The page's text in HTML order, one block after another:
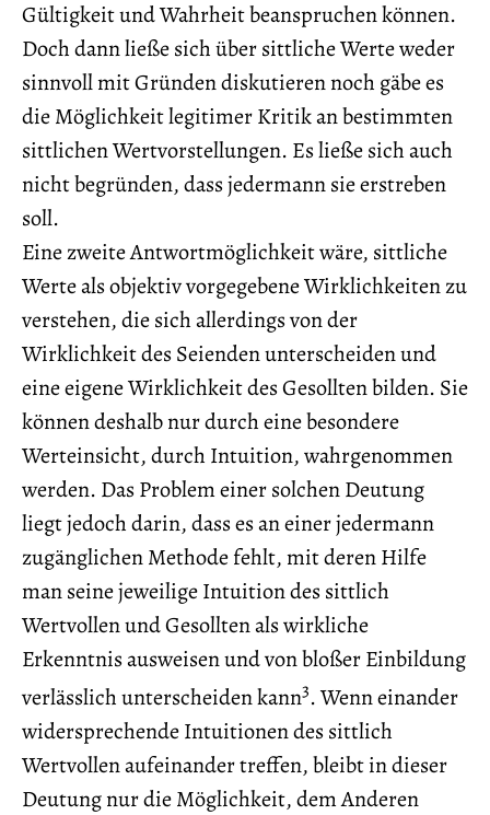
Gültigkeit und Wahrheit beanspruchen können.
Doch dann ließe sich über sittliche Werte weder
sinnvoll mit Gründen diskutieren noch gäbe es
die Möglichkeit legitimer Kritik an bestimmten
sittlichen Wertvorstellungen. Es ließe sich auch
nicht begründen, dass jedermann sie erstreben
soll.
Eine zweite Antwortmöglichkeit wäre, sittliche
Werte als objektiv vorgegebene Wirklichkeiten zu
verstehen, die sich allerdings von der
Wirklichkeit des Seienden unterscheiden und
eine eigene Wirklichkeit des Gesollten bilden. Sie
können deshalb nur durch eine besondere
Werteinsicht, durch Intuition, wahrgenommen
werden. Das Problem einer solchen Deutung
liegt jedoch darin, dass es an einer jedermann
zugänglichen Methode fehlt, mit deren Hilfe
man seine jeweilige Intuition des sittlich
Wertvollen und Gesollten als wirkliche
Erkenntnis ausweisen und von bloßer Einbildung
verlässlich unterscheiden kann3. Wenn einander
widersprechende Intuitionen des sittlich
Wertvollen aufeinander treffen, bleibt in dieser
Deutung nur die Möglichkeit, dem Anderen